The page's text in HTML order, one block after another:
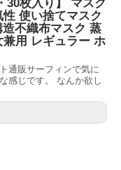
30枚入り】 マスク
使い捨てマスク
不織布マスク 蒸
用 レギュラー ホ
通販サーフィンで気に
感じです。 なんか欲し